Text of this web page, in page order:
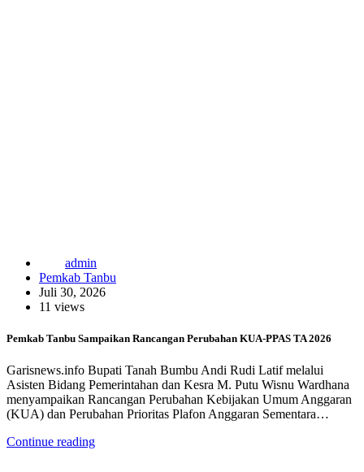
admin
Pemkab Tanbu
Juli 30, 2026
11 views
Pemkab Tanbu Sampaikan Rancangan Perubahan KUA-PPAS TA 2026
Garisnews.info Bupati Tanah Bumbu Andi Rudi Latif melalui
Asisten Bidang Pemerintahan dan Kesra M. Putu Wisnu Wardhana
menyampaikan Rancangan Perubahan Kebijakan Umum Anggaran
(KUA) dan Perubahan Prioritas Plafon Anggaran Sementara…
Continue reading